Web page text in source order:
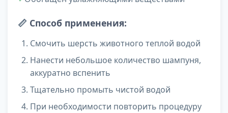
📏 Способ применения:
Смочить шерсть животного теплой водой
Нанести небольшое количество шампуня,
аккуратно вспенить
Тщательно промыть чистой водой
При необходимости повторить процедуру